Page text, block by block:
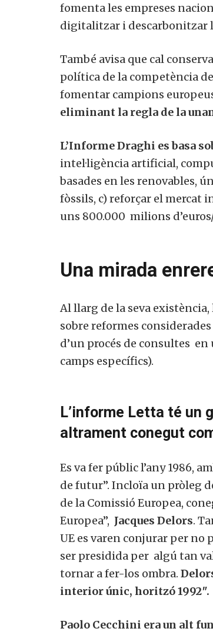
fomenta les empreses
digitalitzar i descarbonitzar
També avisa que cal
política de la competència
fomentar campions
eliminant la regla de la
L’Informe Draghi es basa
intel·ligència artificial,
basades en les renovables,
fòssils, c) reforçar el mercat
uns 800.000 milions
Una mirada
Al llarg de la seva
sobre reformes
d’un procés de consultes
camps específics).
L’informe Letta té un
altrament conegut
Es va fer públic l’any 1986,
de futur”. Incloïa un pròleg
de la Comissió Europea,
Europea”, Jacques Delors.
UE es varen conjurar per no
ser presidida per algú tan
tornar a fer-los ombra.
interior únic, horitzó 1992″.
Paolo Cecchini era un alt